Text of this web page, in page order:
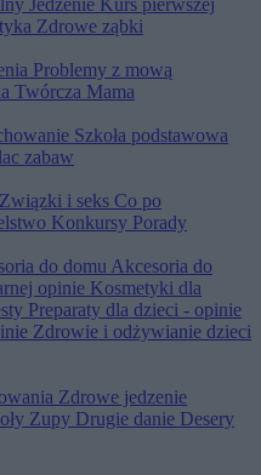
Jedzenie Kurs pierwszej
Zdrowe ząbki
Problemy z mową
Twórcza Mama
Szkoła podstawowa
zabaw
Związki i seks Co po
Konkursy Porady
do domu Akcesoria do
opinie Kosmetyki dla
Preparaty dla dzieci - opinie
Zdrowie i odżywianie dzieci
Zdrowe jedzenie
Zupy Drugie danie Desery